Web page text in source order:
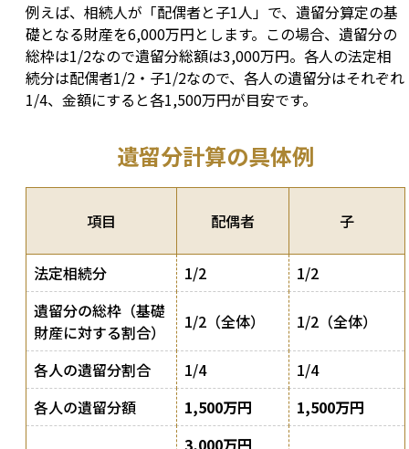
例えば、相続人が「配偶者と子1人」で、遺留分算定の基
礎となる財産を6,000万円とします。この場合、遺留分の
総枠は1/2なので遺留分総額は3,000万円。各人の法定相
続分は配偶者1/2・子1/2なので、各人の遺留分はそれぞれ
1/4、金額にすると各1,500万円が目安です。
項目 配偶者 子
法定相続分 1/2
1/2
遺留分の総枠（基礎
財産に対する割合）
1/2（全体） 1/2（全体）
各人の遺留分割合 1/4
1/4
各人の遺留分額
1,500万円 1,500万円
遺留分計算の具体例